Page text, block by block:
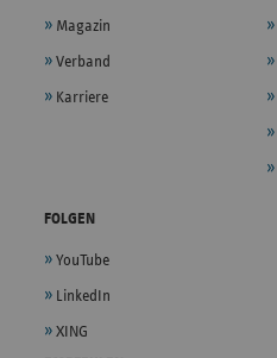
Magazin
Verband
Karriere
FOLGEN
YouTube
LinkedIn
XING